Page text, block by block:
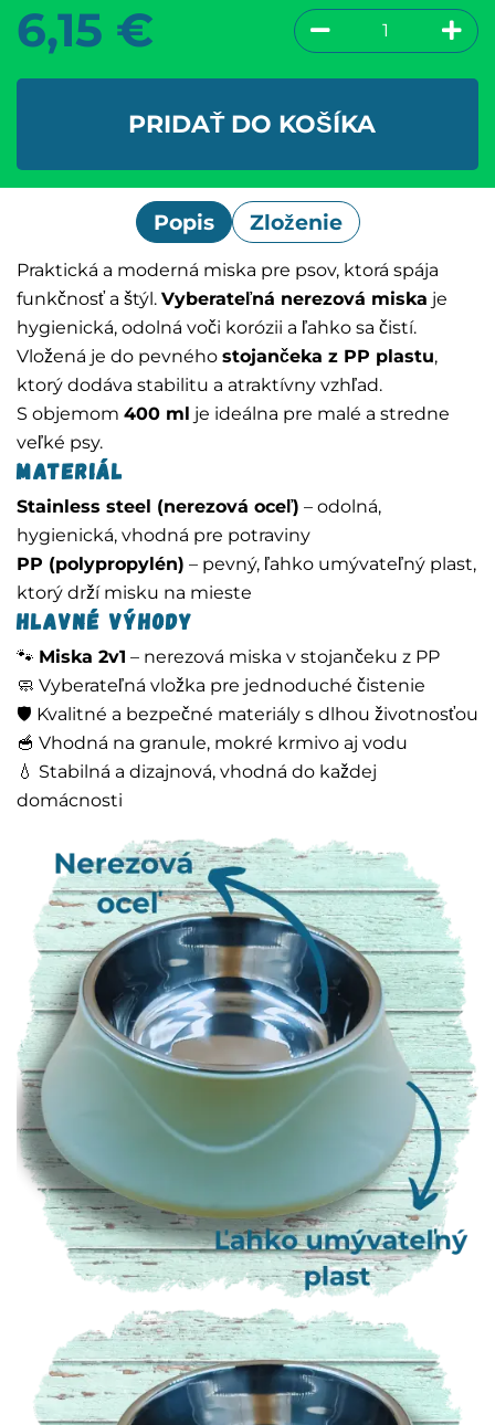
6,15 €
PRIDAŤ DO KOŠÍKA
Popis Zloženie
Praktická a moderná miska pre psov, ktorá spája
funkčnosť a štýl. Vyberateľná nerezová miska je
hygienická, odolná voči korózii a ľahko sa čistí.
Vložená je do pevného stojančeka z PP plastu,
ktorý dodáva stabilitu a atraktívny vzhľad.
S objemom 400 ml je ideálna pre malé a stredne
veľké psy.
Materiál
Stainless steel (nerezová oceľ) – odolná,
hygienická, vhodná pre potraviny
PP (polypropylén) – pevný, ľahko umývateľný plast,
ktorý drží misku na mieste
Hlavné výhody
🐾 Miska 2v1 – nerezová miska v stojančeku z PP
🧼 Vyberateľná vložka pre jednoduché čistenie
🛡️ Kvalitné a bezpečné materiály s dlhou životnosťou
🥣 Vhodná na granule, mokré krmivo aj vodu
💧 Stabilná a dizajnová, vhodná do každej
domácnosti